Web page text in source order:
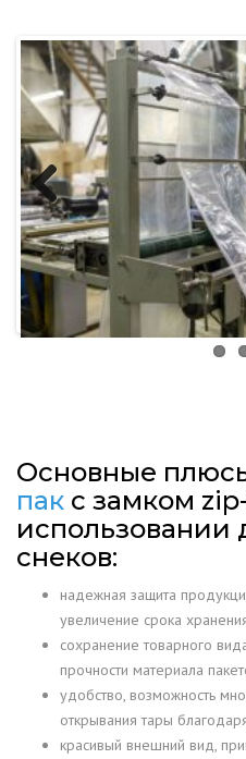
Previous
Основные
пак с замком
использовании
снеков:
надежная защита
увеличение срока
сохранение товарного
прочности материала
удобство, возможность
открывания тары
красивый внешний вид,